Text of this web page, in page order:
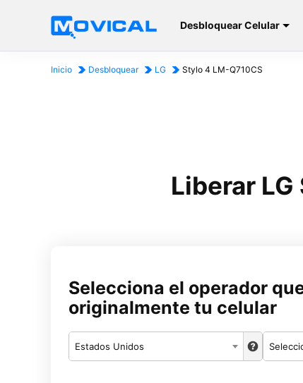
Desbloquear Celular
Inicio Desbloquear LG Stylo 4 LM-Q710CS
Liberar
Selecciona el operador
originalmente tu celular
Estados Unidos